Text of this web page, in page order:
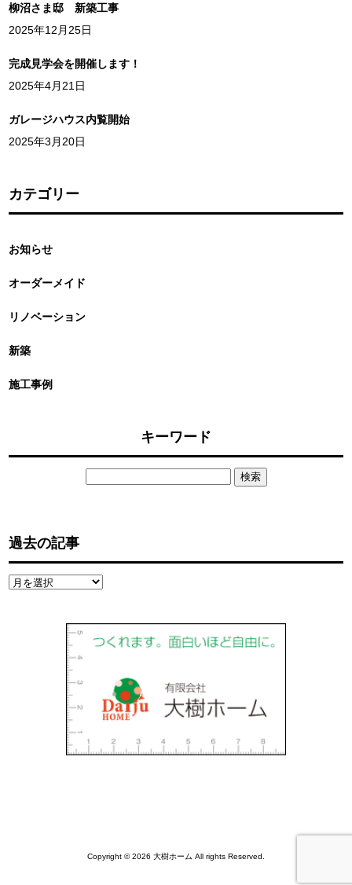
柳沼さま邸 新築工事
2025年12月25日
完成見学会を開催します！
2025年4月21日
ガレージハウス内覧開始
2025年3月20日
カテゴリー
お知らせ
オーダーメイド
リノベーション
新築
施工事例
キーワード
過去の記事
過
Copyright © 2026 大樹ホーム All rights Reserved.